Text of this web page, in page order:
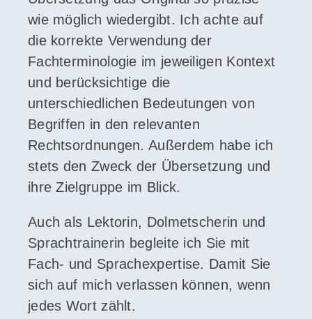
wie möglich wiedergibt. Ich achte auf
die korrekte Verwendung der
Fachterminologie im jeweiligen Kontext
und berücksichtige die
unterschiedlichen Bedeutungen von
Begriffen in den relevanten
Rechtsordnungen. Außerdem habe ich
stets den Zweck der Übersetzung und
ihre Zielgruppe im Blick.
Auch als Lektorin, Dolmetscherin und
Sprachtrainerin begleite ich Sie mit
Fach- und Sprachexpertise. Damit Sie
sich auf mich verlassen können, wenn
jedes Wort zählt.